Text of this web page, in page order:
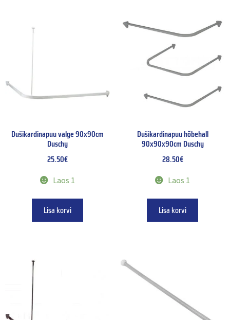
Dušikardinapuu valge 90x90cm
Duschy
25.50€
Laos 1
Lisa korvi
Dušikardinapuu hõbehall
90x90x90cm Duschy
28.50€
Laos 1
Lisa korvi